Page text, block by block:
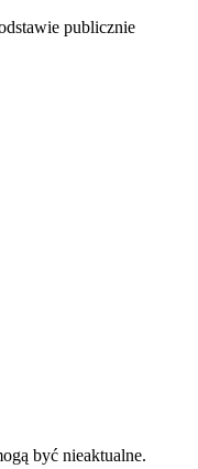
publicznie
być nieaktualne.